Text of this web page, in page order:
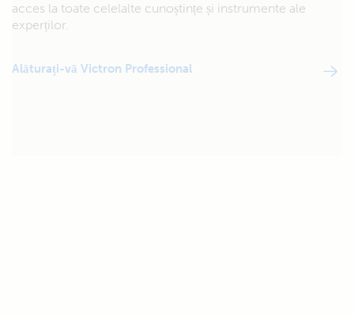
acces la toate celelalte cunoștințe și instrumente ale
experților.
Alăturați-vă Victron Professional